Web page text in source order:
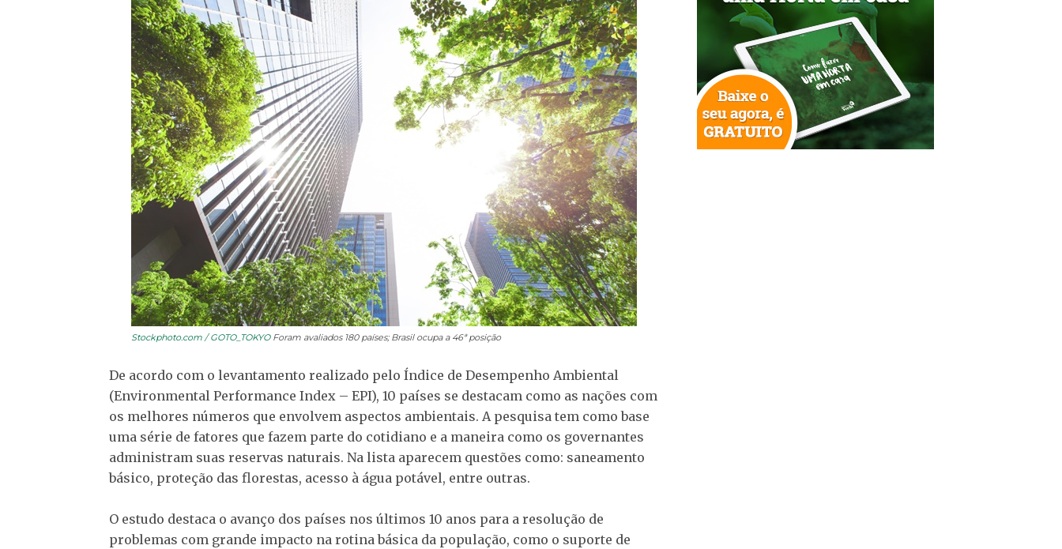
Stockphoto.com / GOTO_TOKYOForam avaliados 180 países; Brasil ocupa a 46ª posição
De acordo com o levantamento realizado pelo Índice de Desempenho Ambiental
(Environmental Performance Index – EPI), 10 países se destacam como as nações com
os melhores números que envolvem aspectos ambientais. A pesquisa tem como base
uma série de fatores que fazem parte do cotidiano e a maneira como os governantes
administram suas reservas naturais. Na lista aparecem questões como: saneamento
básico, proteção das florestas, acesso à água potável, entre outras.
O estudo destaca o avanço dos países nos últimos 10 anos para a resolução de
problemas com grande impacto na rotina básica da população, como o suporte de